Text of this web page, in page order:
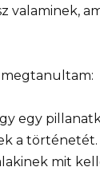
valaminek,
egy
a történetét.
mit